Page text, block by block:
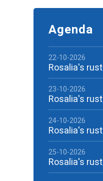
Agenda
22-10-2026
Rosalia's rust
23-10-2026
Rosalia's rust
24-10-2026
Rosalia's rust
25-10-2026
Rosalia's rust